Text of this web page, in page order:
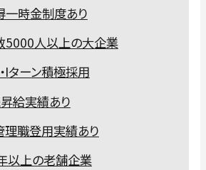
一時金制度あり
5000人以上の大企業
Iターン積極採用
給実績あり
理職登用実績あり
以上の老舗企業